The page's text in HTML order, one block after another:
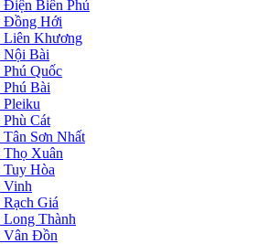
Điện Biên Phủ
Đồng Hới
Liên Khương
Nội Bài
Phú Quốc
Phú Bài
Pleiku
Phù Cát
Tân Sơn Nhất
Thọ Xuân
Tuy Hòa
Vinh
Rạch Giá
Long Thành
Vân Đồn